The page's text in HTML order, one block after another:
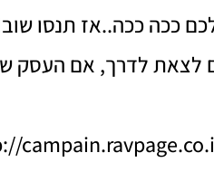
ככה ככה..אז תנסו
לצאת לדרך, אם העסק